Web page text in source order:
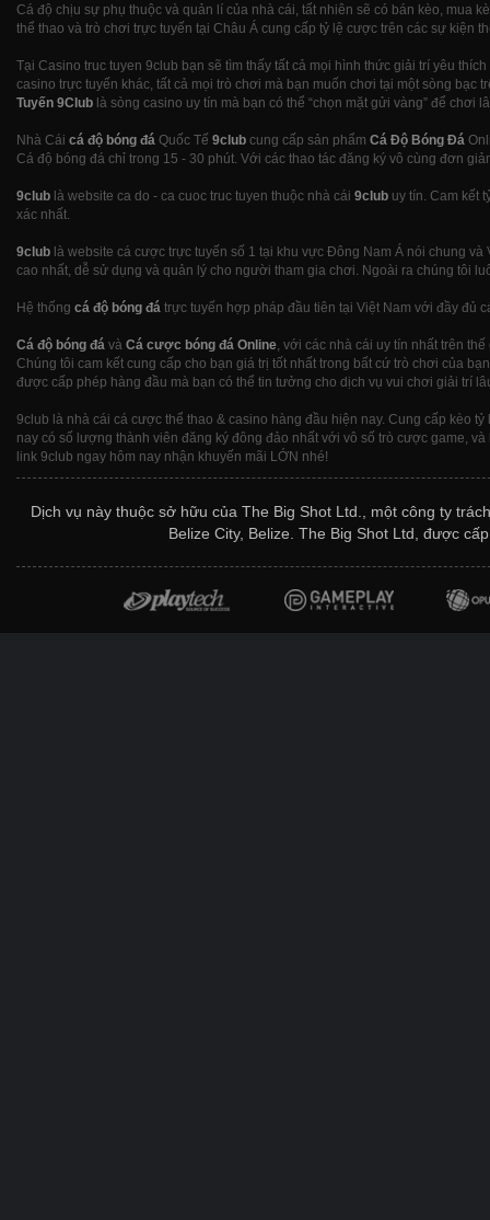
Cá độ chịu sự phụ thuộc và quản lí của nhà cái, tất nhiên sẽ có bán kèo, mua
thể thao và trò chơi trực tuyến tại Châu Á cung cấp tỷ lệ cược trên các sự
Tại Casino truc tuyen 9club bạn sẽ tìm thấy tất cả mọi hình thức giải trí yêu
casino trực tuyến khác, tất cả mọi trò chơi mà bạn muốn chơi tại một sòng
Tuyến 9Club là sòng casino uy tín mà bạn có thể “chọn mặt gửi vàng” để
Nhà Cái cá độ bóng đá Quốc Tế 9club cung cấp sản phẩm Cá Độ Bóng Đá
Cá độ bóng đá chỉ trong 15 - 30 phút. Với các thao tác đăng ký vô cùng đơn
9club là website ca do - ca cuoc truc tuyen thuộc nhà cái 9club uy tín. Cam kết
xác nhất.
9club là website cá cược trực tuyến số 1 tại khu vực Đông Nam Á nói chung
cao nhất, dễ sử dụng và quản lý cho người tham gia chơi. Ngoài ra chúng tôi
Hệ thống cá độ bóng đá trực tuyến hợp pháp đầu tiên tại Việt Nam với đầy đủ
Cá độ bóng đá và Cá cược bóng đá Online, với các nhà cái uy tín nhất trên
Chúng tôi cam kết cung cấp cho bạn giá trị tốt nhất trong bất cứ trò chơi của
được cấp phép hàng đầu mà bạn có thể tin tưởng cho dịch vụ vui chơi giải trí
9club là nhà cái cá cược thể thao & casino hàng đầu hiện nay. Cung cấp kèo
nay có số lượng thành viên đăng ký đông đảo nhất với vô số trò cược game,
link 9club ngay hôm nay nhận khuyến mãi LỚN nhé!
Dịch vụ này thuộc sở hữu của The Big Shot Ltd., một công ty
Belize City, Belize. The Big Shot Ltd, được